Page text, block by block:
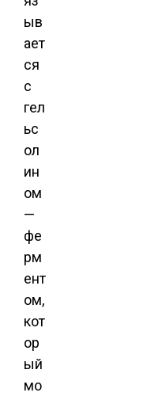
ыв
ает
ся
с
гел
ьс
ол
ин
ом
—
фе
рм
ент
ом,
кот
ор
ый
мо